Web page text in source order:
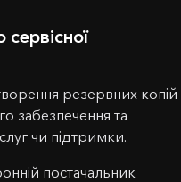
резервних копій
забезпечення та
чи підтримки.
постачальник